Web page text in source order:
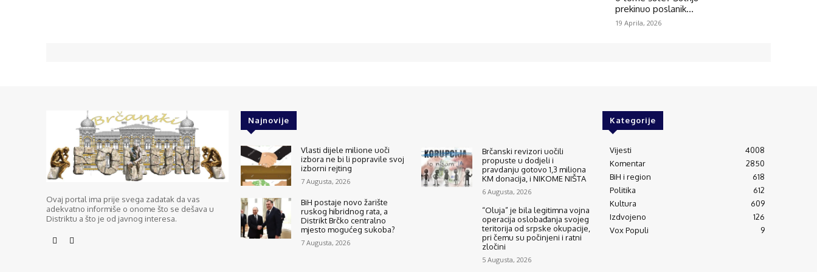
prekinuo poslanik...
19 Aprila, 2026
Ovaj portal ima prije svega zadatak da vas
adekvatno informiše o onome što se dešava u
Distriktu a što je od javnog interesa.
Najnovije
Vlasti dijele milione uoči
izbora ne bi li popravile svoj
izborni rejting
7 Augusta, 2026
BiH postaje novo žarište
ruskog hibridnog rata, a
Distrikt Brčko centralno
mjesto mogućeg sukoba?
7 Augusta, 2026
Brčanski revizori uočili
propuste u dodjeli i
pravdanju gotovo 1,3 miliona
KM donacija, i NIKOME NIŠTA
6 Augusta, 2026
“Oluja” je bila legitimna vojna
operacija oslobađanja svojeg
teritorija od srpske okupacije,
pri čemu su počinjeni i ratni
zločini
5 Augusta, 2026
Kategorije
Vijesti
4008
Komentar
2850
BiH i region
618
Politika
612
Kultura
609
Izdvojeno
126
Vox Populi
9